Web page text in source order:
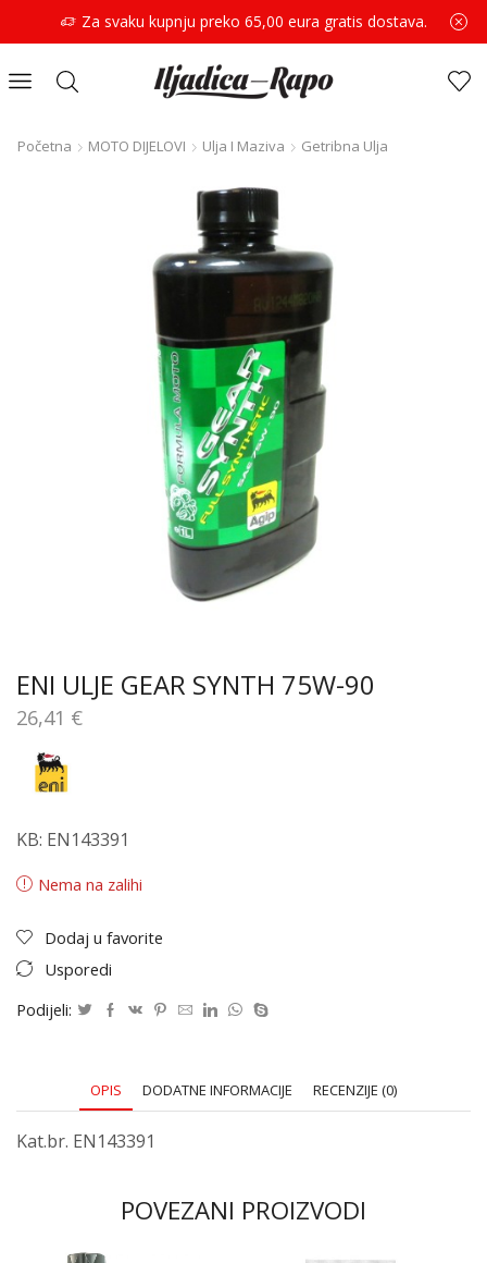
Za svaku kupnju preko 65,00 eura gratis dostava.
Početna MOTO DIJELOVI Ulja I Maziva Getribna Ulja
ENI ULJE GEAR SYNTH 75W-90
26,41 €
KB: EN143391
Nema na zalihi
Dodaj u favorite
Usporedi
Podijeli:
OPIS DODATNE INFORMACIJE RECENZIJE (0)
Kat.br. EN143391
POVEZANI PROIZVODI